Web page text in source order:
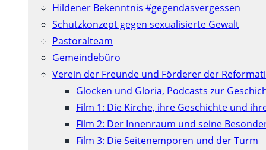
Hildener Bekenntnis #gegendasvergessen
Schutzkonzept gegen sexualisierte Gewalt
Pastoralteam
Gemeindebüro
Verein der Freunde und Förderer der
Glocken und Gloria, Podcasts zur
Film 1: Die Kirche, ihre Geschichte und
Film 2: Der Innenraum und seine
Film 3: Die Seitenemporen und der Turm